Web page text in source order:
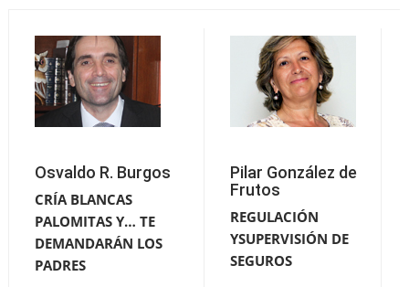
Osvaldo R. Burgos
CRÍA BLANCAS
PALOMITAS Y… TE
DEMANDARÁN LOS
PADRES
Pilar González de
Frutos
REGULACIÓN
YSUPERVISIÓN DE
SEGUROS